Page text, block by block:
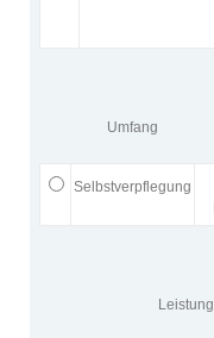
Umfang
Selbstverpflegung
Leistung